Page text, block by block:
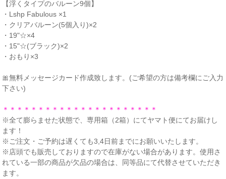
【浮くタイプのバルーン9個】
・Lshp Fabulous ×1
・クリアバルーン(5個入り)×2
・19"☆×4
・15"☆(ブラック)×2
・おもり×3
🎀無料メッセージカード作成致します。(ご希望の方は備考欄にご入力
下さい)
＊＊＊＊＊＊＊＊＊＊＊＊＊＊＊＊＊＊＊＊＊＊
※全て膨らませた状態で、専用箱（2箱）にてヤマト便にてお届けし
ます！
※ご注文・ご予約は遅くても3,4日前までにお願いいたします。
※店頭でも販売しておりますので在庫がない場合があります。使用さ
れている一部の商品が欠品の場合は、同等品にて代替させていただき
ます。